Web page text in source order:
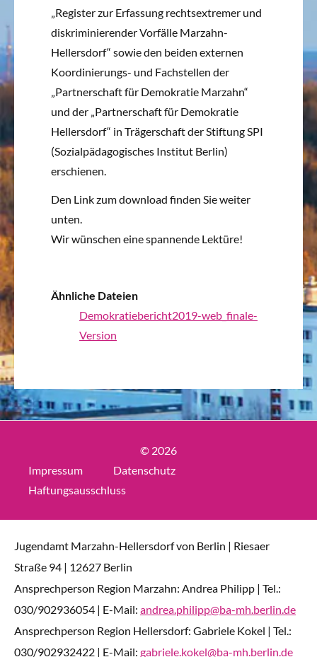
„Register zur Erfassung rechtsextremer und
diskriminierender Vorfälle Marzahn-
Hellersdorf“ sowie den beiden externen
Koordinierungs- und Fachstellen der
„Partnerschaft für Demokratie Marzahn“
und der „Partnerschaft für Demokratie
Hellersdorf“ in Trägerschaft der Stiftung SPI
(Sozialpädagogisches Institut Berlin)
erschienen.
Den Link zum download finden Sie weiter
unten.
Wir wünschen eine spannende Lektüre!
Ähnliche Dateien
Demokratiebericht2019-web_finale-
Version
© 2026
Impressum
Datenschutz
Haftungsausschluss
Jugendamt Marzahn-Hellersdorf von Berlin | Riesaer
Straße 94 | 12627 Berlin
Ansprechperson Region Marzahn: Andrea Philipp | Tel.:
030/902936054 | E-Mail: andrea.philipp@ba-mh.berlin.de
Ansprechperson Region Hellersdorf: Gabriele Kokel | Tel.:
030/902932422 | E-Mail: gabriele.kokel@ba-mh.berlin.de